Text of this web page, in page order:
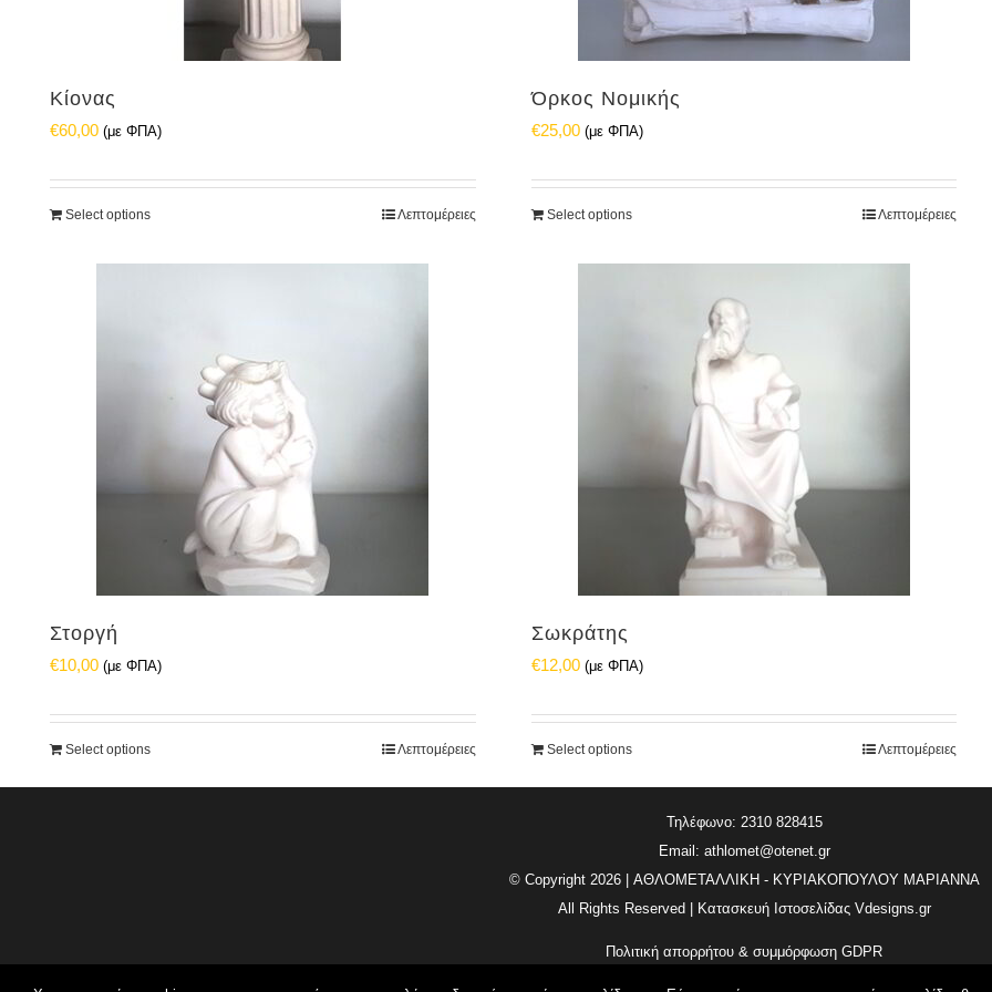
Κίονας
€60,00 (με ΦΠΑ)
Select options Λεπτομέρειες
Όρκος Νομικής
€25,00 (με ΦΠΑ)
Select options Λεπτομέρειες
Στοργή
€10,00 (με ΦΠΑ)
Select options Λεπτομέρειες
Σωκράτης
€12,00 (με ΦΠΑ)
Select options Λεπτομέρειες
Τηλέφωνο: 2310 828415
Email: athlomet@otenet.gr
© Copyright 2026 | ΑΘΛΟΜΕΤΑΛΛΙΚΗ - ΚΥΡΙΑΚΟΠΟΥΛΟΥ ΜΑΡΙΑΝΝΑ
All Rights Reserved | Κατασκευή Ιστοσελίδας Vdesigns.gr
Πολιτική απορρήτου & συμμόρφωση GDPR